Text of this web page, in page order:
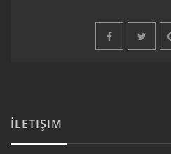
İLETIŞIM